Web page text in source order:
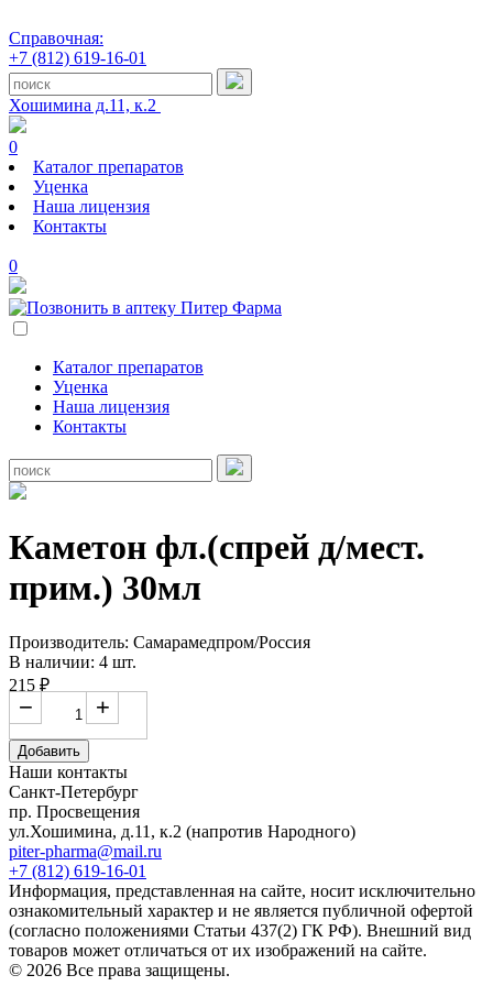
Справочная:
+7 (812) 619-16-01
Хошимина д.11, к.2
0
Каталог препаратов
Уценка
Наша лицензия
Контакты
0
Каталог препаратов
Уценка
Наша лицензия
Контакты
Каметон фл.(спрей д/мест.
прим.) 30мл
Производитель: Самарамедпром/Россия
В наличии: 4 шт.
215 ₽
+
−
Добавить
Наши контакты
Санкт-Петербург
пр. Просвещения
ул.Хошимина, д.11, к.2 (напротив Народного)
piter-pharma@mail.ru
+7 (812) 619-16-01
Информация, представленная на сайте, носит исключительно
ознакомительный характер и не является публичной офертой
(согласно положениями Статьи 437(2) ГК РФ). Внешний вид
товаров может отличаться от их изображений на сайте.
© 2026 Все права защищены.